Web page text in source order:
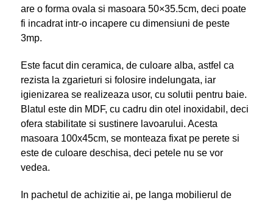
are o forma ovala si masoara 50×35.5cm, deci poate
fi incadrat intr-o incapere cu dimensiuni de peste
3mp.
Este facut din ceramica, de culoare alba, astfel ca
rezista la zgarieturi si folosire indelungata, iar
igienizarea se realizeaza usor, cu solutii pentru baie.
Blatul este din MDF, cu cadru din otel inoxidabil, deci
ofera stabilitate si sustinere lavoarului. Acesta
masoara 100x45cm, se monteaza fixat pe perete si
este de culoare deschisa, deci petele nu se vor
vedea.
In pachetul de achizitie ai, pe langa mobilierul de